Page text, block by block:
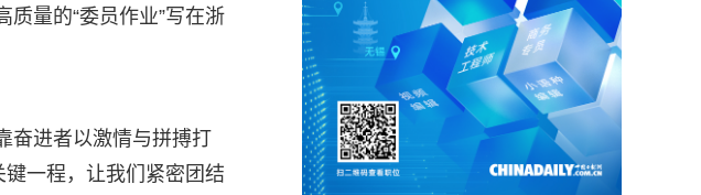
量的“委员作业”写在浙
奋进者以激情与拼搏打
一程，让我们紧密团结